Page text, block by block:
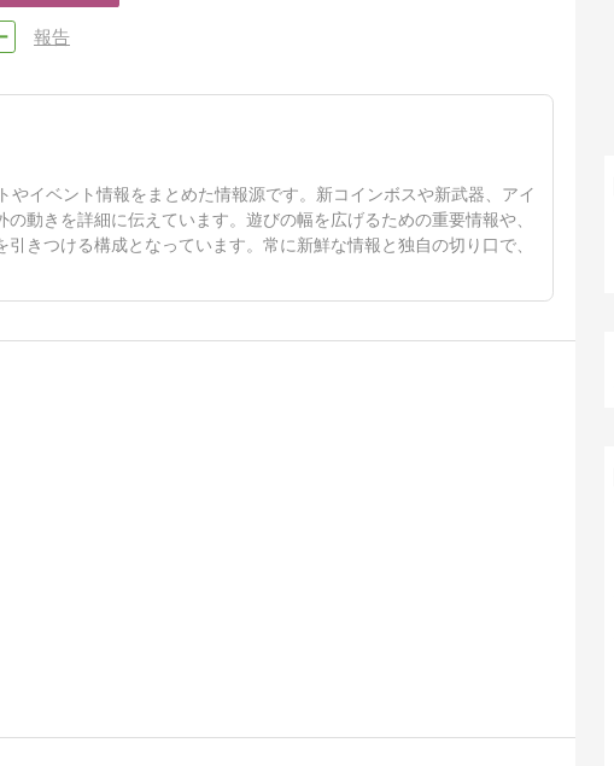
報告
イベント情報をまとめた情報源です。新コインボスや新武器、アイ
動きを詳細に伝えています。遊びの幅を広げるための重要情報や、
きつける構成となっています。常に新鮮な情報と独自の切り口で、